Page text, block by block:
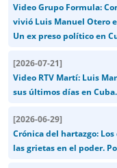
Video Grupo Formula:
vivió Luis Manuel Otero
Un ex preso político en
[2026-07-21]
Video RTV Martí: Luis
sus últimos días en
[2026-06-29]
Crónica del hartazgo: Los
las grietas en el poder.